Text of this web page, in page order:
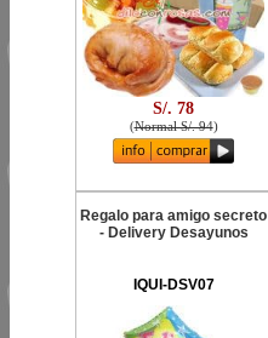
S/. 78
(Normal S/. 94)
Regalo para amigo secreto
- Delivery Desayunos
IQUI-DSV07